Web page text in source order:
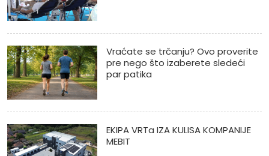
Vraćate se trčanju? Ovo proverite
pre nego što izaberete sledeći
par patika
EKIPA VRTa IZA KULISA KOMPANIJE
MEBIT